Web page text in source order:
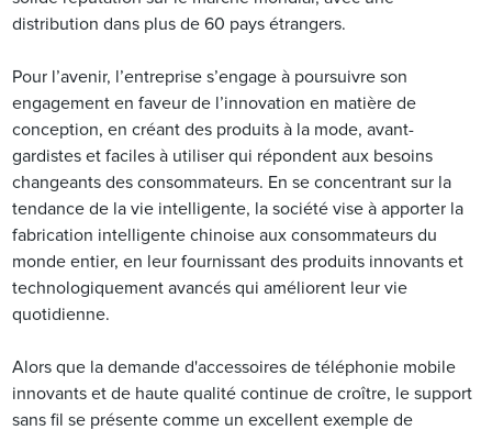
distribution dans plus de 60 pays étrangers.
Pour l’avenir, l’entreprise s’engage à poursuivre son
engagement en faveur de l’innovation en matière de
conception, en créant des produits à la mode, avant-
gardistes et faciles à utiliser qui répondent aux besoins
changeants des consommateurs. En se concentrant sur la
tendance de la vie intelligente, la société vise à apporter la
fabrication intelligente chinoise aux consommateurs du
monde entier, en leur fournissant des produits innovants et
technologiquement avancés qui améliorent leur vie
quotidienne.
Alors que la demande d'accessoires de téléphonie mobile
innovants et de haute qualité continue de croître, le support
sans fil se présente comme un excellent exemple de